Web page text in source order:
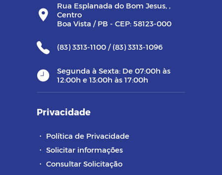
Rua Esplanada do Bom Jesus, ,
Centro
Boa Vista / PB - CEP: 58123-000
(83) 3313-1100 / (83) 3313-1096
Segunda à Sexta: De 07:00h às
12:00h e 13:00h às 17:00h
Privacidade
・ Política de Privacidade
・ Solicitar informações
・ Consultar Solicitação